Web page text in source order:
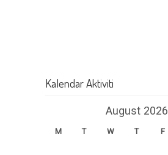
Kalendar Aktiviti
August 2026
M T W T F